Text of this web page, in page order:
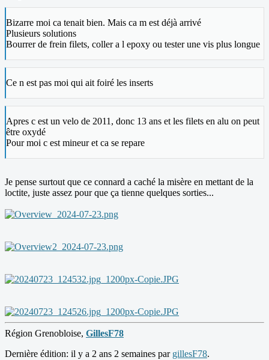
Bizarre moi ca tenait bien. Mais ca m est déjà arrivé
Plusieurs solutions
Bourrer de frein filets, coller a l epoxy ou tester une vis plus longue
Ce n est pas moi qui ait foiré les inserts
Apres c est un velo de 2011, donc 13 ans et les filets en alu on peut
être oxydé
Pour moi c est mineur et ca se repare
Je pense surtout que ce connard a caché la misère en mettant de la
loctite, juste assez pour que ça tienne quelques sorties...
Région Grenobloise, GillesF78
Dernière édition: il y a 2 ans 2 semaines par gillesF78.